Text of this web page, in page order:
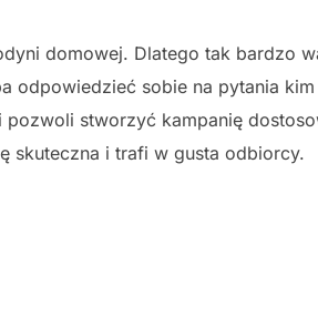
domowej. Dlatego tak bardzo
odpowiedzieć sobie na pytania
stworzyć kampanię
skuteczna i trafi w gusta odbiorcy.